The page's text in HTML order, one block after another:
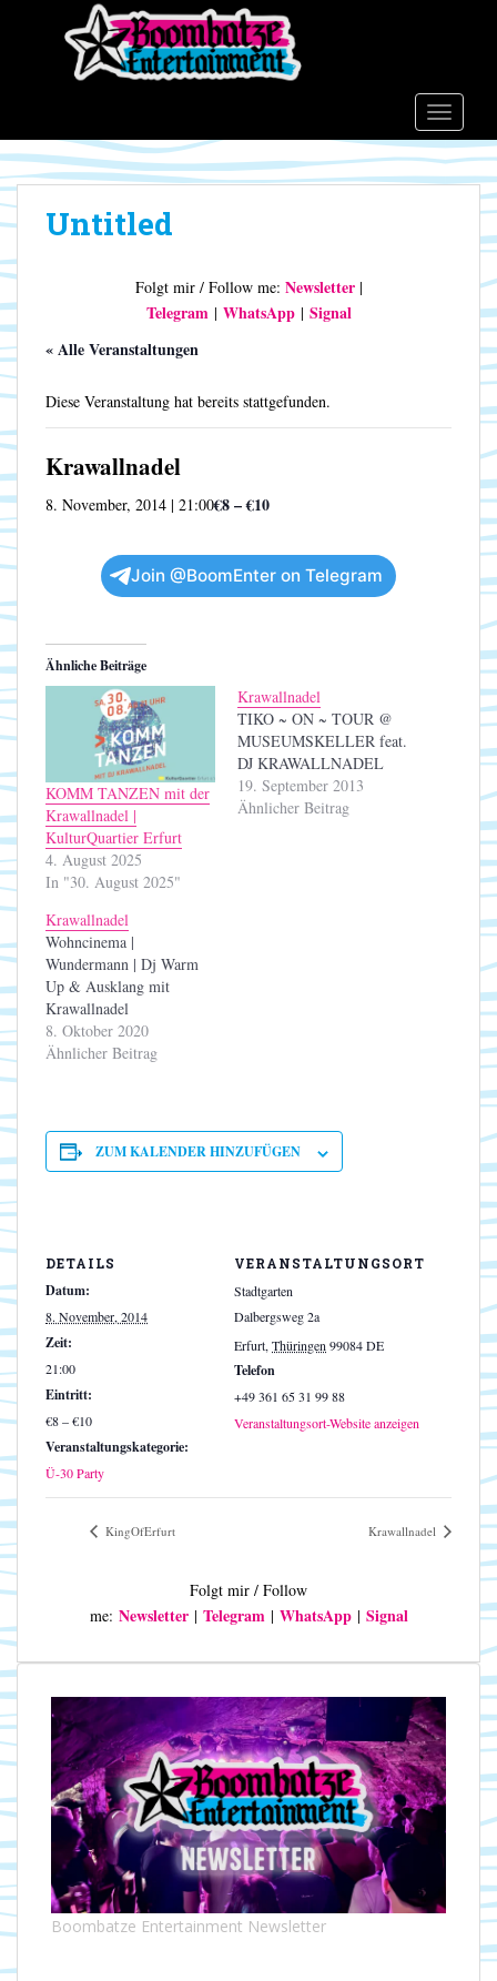
o
m
a
c
t
e
n
Untitled
Folgt mir / Follow me: Newsletter|
Telegram| WhatsApp| Signal
« Alle Veranstaltungen
Diese Veranstaltung hat bereits stattgefunden.
Krawallnadel
8. November, 2014 | 21:00€8 – €10
Join @BoomEnter on Telegram
Ähnliche Beiträge
KOMM TANZEN mit der
Krawallnadel |
KulturQuartier Erfurt
4. August 2025
In "30. August 2025"
Krawallnadel
TIKO ~ ON ~ TOUR @
MUSEUMSKELLER feat.
DJ KRAWALLNADEL
19. September 2013
Ähnlicher Beitrag
Krawallnadel
Wohncinema |
Wundermann | Dj Warm
Up & Ausklang mit
Krawallnadel
8. Oktober 2020
Ähnlicher Beitrag
ZUM KALENDER HINZUFÜGEN
DETAILS
Datum:
8. November, 2014
Zeit:
21:00
Eintritt:
€8 – €10
Veranstaltungskategorie:
Ü-30 Party
VERANSTALTUNGSORT
Stadtgarten
Dalbergsweg 2a
Erfurt,Thüringen99084DE
Telefon
+49 361 65 31 99 88
Veranstaltungsort-Website anzeigen
KingOfErfurt Krawallnadel
Folgt mir / Follow
me: Newsletter| Telegram| WhatsApp| Signal
Boombatze Entertainment Newsletter